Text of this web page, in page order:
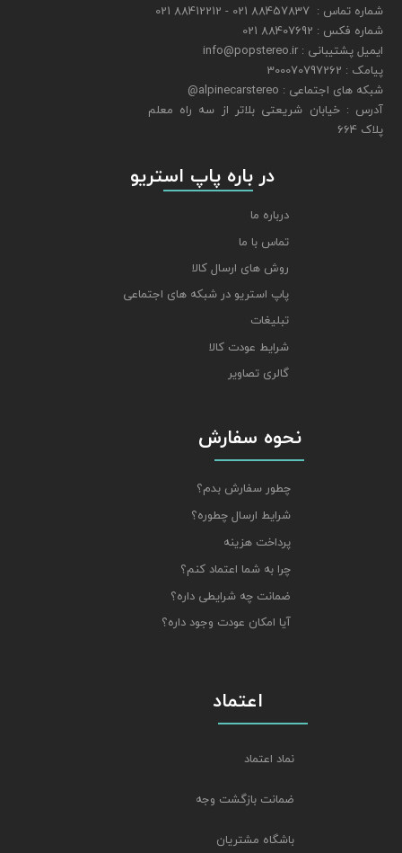
شماره تماس : 88457837 021 - 88412212 021
شماره فکس : 88407692 021
ایمیل پشتیبانی : info@popstereo.ir
پیامک : 300070797262
شبکه های اجتماعی : alpinecarstereo@
​​​​​​​آدرس : خیابان شریعتی بلاتر از سه راه معلم
پلاک 664
نحوه سفارش
چطور سفارش بدم؟
شرایط ارسال چطوره؟
پرداخت هزینه
چرا به شما اعتماد کنم؟
ضمانت چه شرایطی داره؟
آیا امکان عودت وجود داره؟
اعتماد
نماد اعتماد
ضمانت بازگشت وجه
باشگاه مشتریان
​​​​​​​ در باره پاپ استریو
درباره ما
تماس با ما
روش های ارسال کالا
پاپ استریو در شبکه های اجتماعی
تبلیغات
شرایط عودت کالا
گالری تصاویر